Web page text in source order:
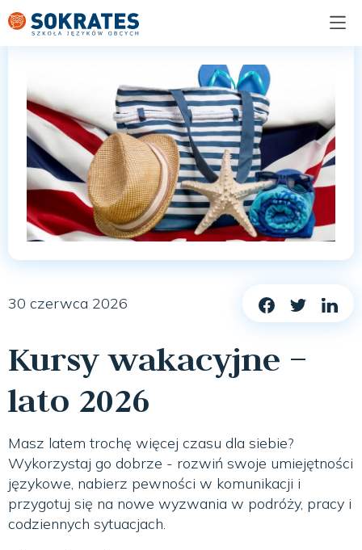
30 czerwca 2026
Kursy wakacyjne –
lato 2026
Masz latem trochę więcej czasu dla siebie?
Wykorzystaj go dobrze - rozwiń swoje umiejętności
językowe, nabierz pewności w komunikacji i
przygotuj się na nowe wyzwania w podróży, pracy i
codziennych sytuacjach.